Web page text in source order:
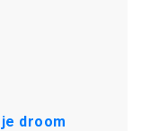
droom